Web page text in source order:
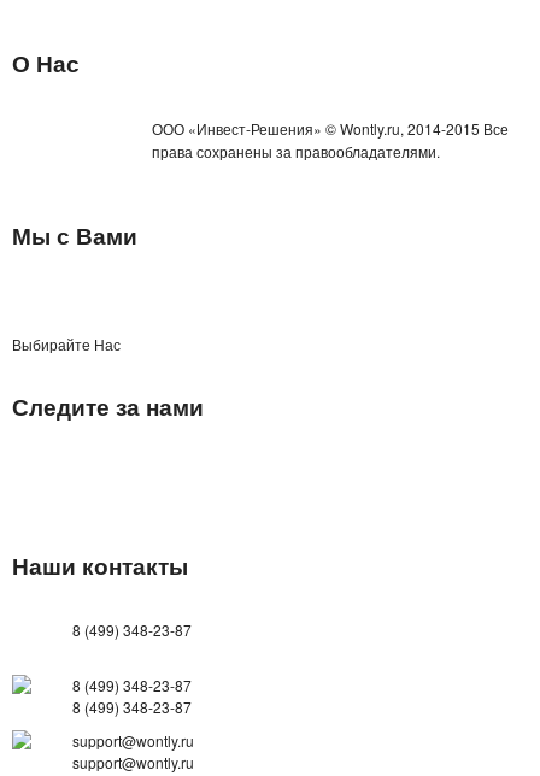
О Нас
ООО «Инвест-Решения» © Wontly.ru, 2014-2015 Все
права сохранены за правообладателями.
Мы с Вами
Выбирайте Нас
Следите за нами
Наши контакты
8 (499) 348-23-87
8 (499) 348-23-87
8 (499) 348-23-87
support@wontly.ru
support@wontly.ru